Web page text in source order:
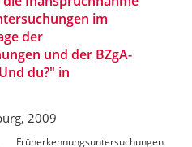
im
der
und der BZgA-
du?" in
2009